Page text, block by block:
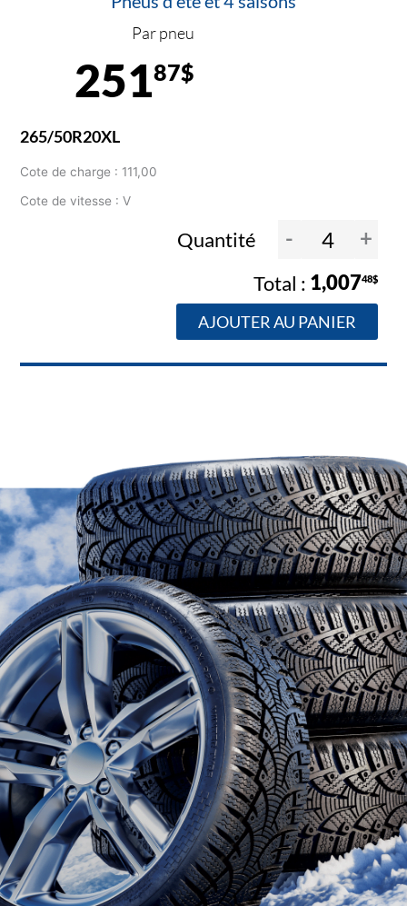
Par pneu
25187$
265/50R20XL
Cote de charge : 111,00
Cote de vitesse : V
Quantité - +
1,00748$
AJOUTER AU PANIER